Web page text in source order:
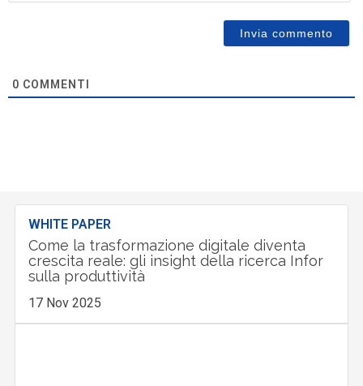
0 COMMENTI
WHITE PAPER
Come la trasformazione digitale diventa
crescita reale: gli insight della ricerca Infor
sulla produttività
17 Nov 2025